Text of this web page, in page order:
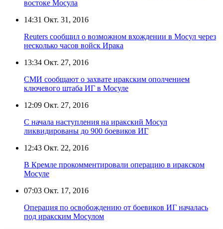
востоке Мосула
14:31 Окт. 31, 2016
Reuters сообщил о возможном вхождении в Мосул через
несколько часов войск Ирака
13:34 Окт. 27, 2016
СМИ сообщают о захвате иракским ополчением
ключевого штаба ИГ в Мосуле
12:09 Окт. 27, 2016
С начала наступления на иракский Мосул
ликвидированы до 900 боевиков ИГ
12:43 Окт. 22, 2016
В Кремле прокомментировали операцию в иракском
Мосуле
07:03 Окт. 17, 2016
Операция по освобождению от боевиков ИГ началась
под иракским Мосулом